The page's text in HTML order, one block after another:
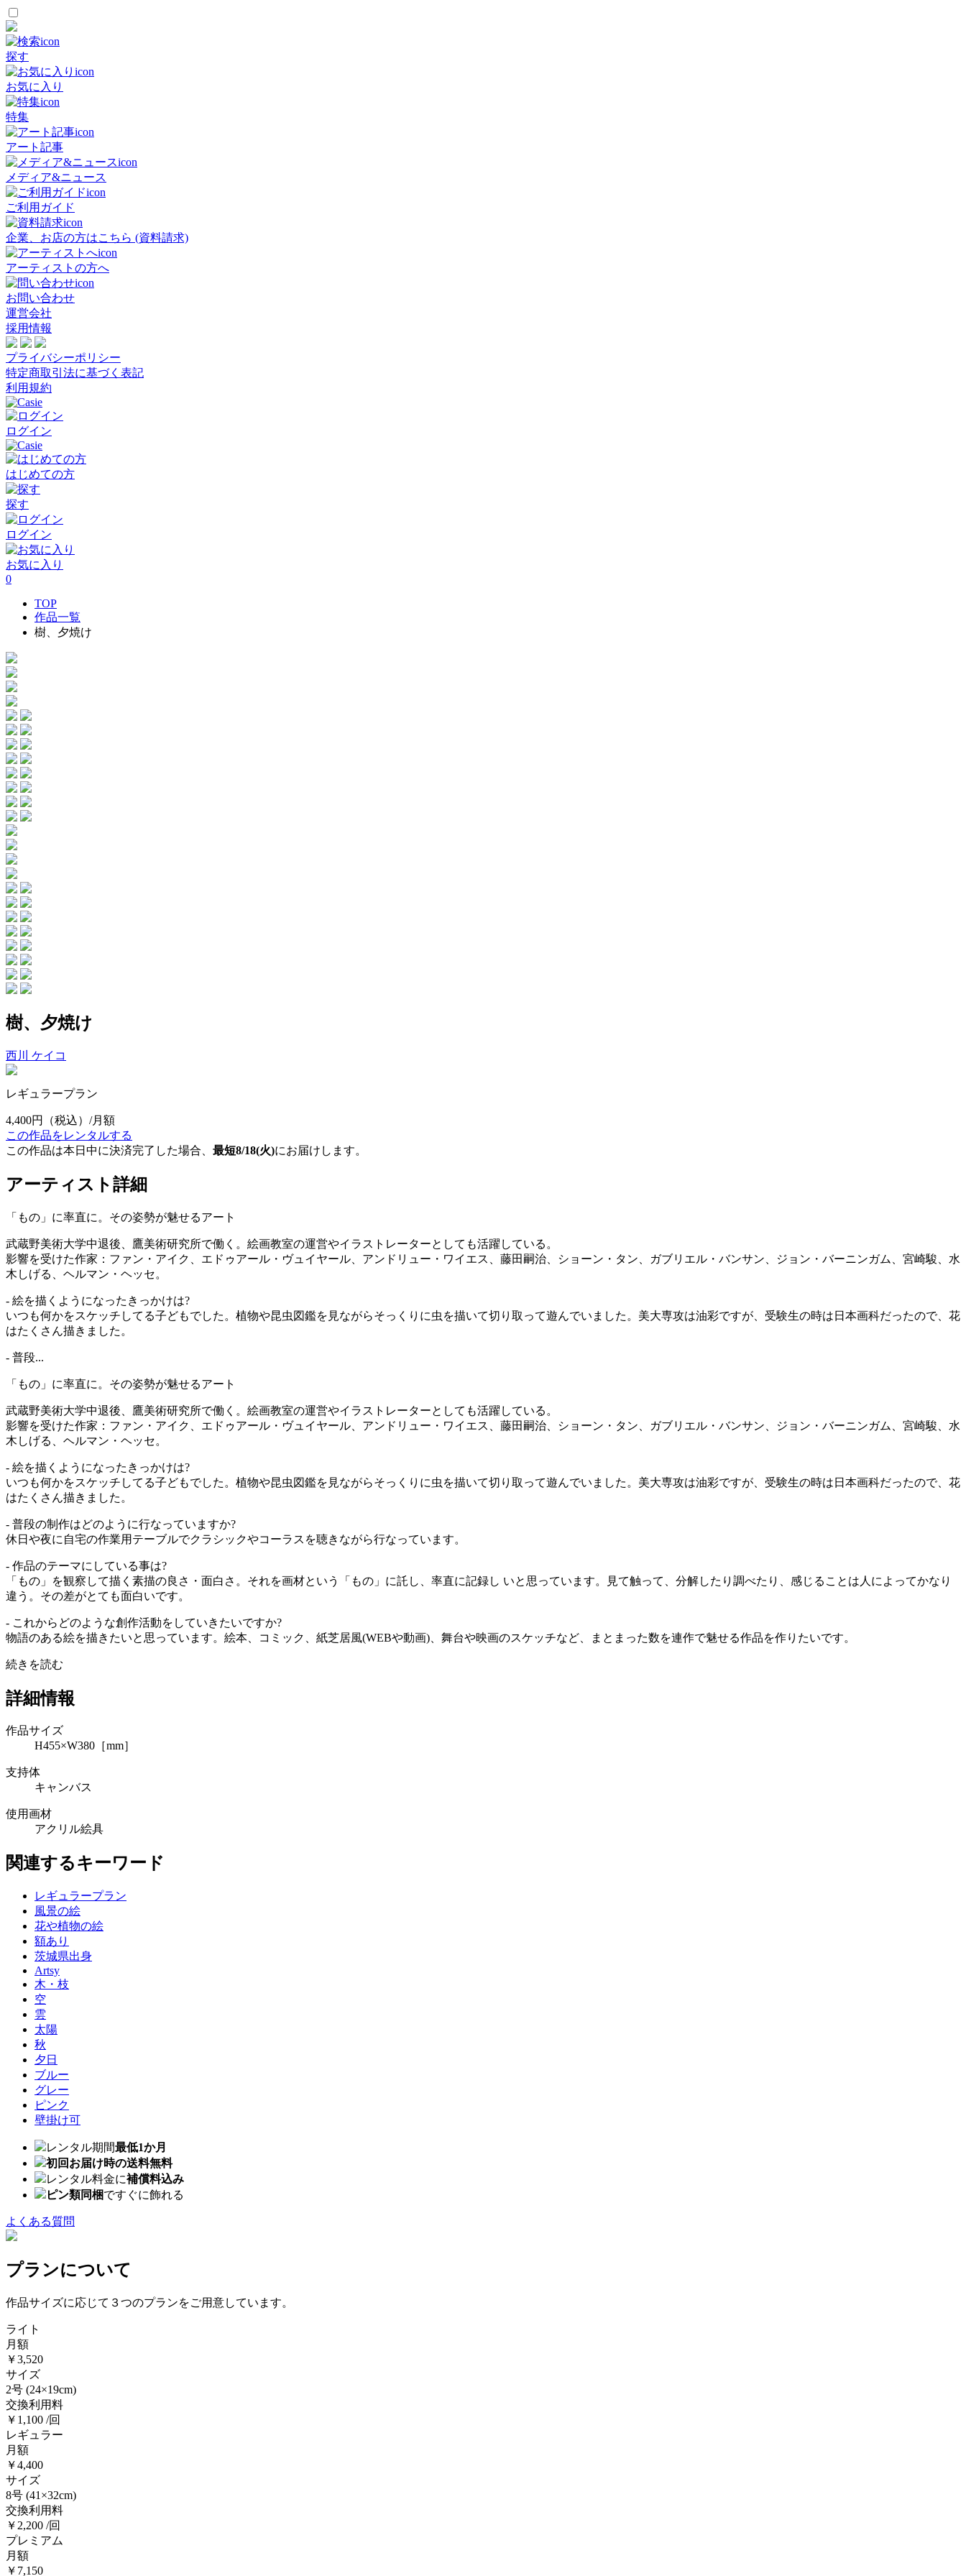
探す
お気に入り
特集
アート記事
メディア&ニュース
ご利用ガイド
企業、お店の方はこちら (資料請求)
アーティストの方へ
お問い合わせ
運営会社
採用情報
プライバシーポリシー
特定商取引法に基づく表記
利用規約
ログイン
はじめての方
探す
ログイン
お気に入り
0
TOP
作品一覧
樹、夕焼け
樹、夕焼け
西川 ケイコ
レギュラープラン
4,400円
（税込）/月額
この作品をレンタルする
この作品は本日中に決済完了した場合、 最短8/18(火)にお届けします。
アーティスト詳細
「もの」に率直に。その姿勢が魅せるアート
武蔵野美術大学中退後、鷹美術研究所で働く。絵画教室の運営やイラストレーターとしても活躍している。
影響を受けた作家：ファン・アイク、エドゥアール・ヴュイヤール、アンドリュー・ワイエス、藤田嗣治、ショーン・タン、ガブリエル・バンサン、ジョン・バーニンガム、宮崎駿、水
木しげる、ヘルマン・ヘッセ。
- 絵を描くようになったきっかけは?
いつも何かをスケッチしてる子どもでした。植物や昆虫図鑑を見ながらそっくりに虫を描いて切り取って遊んでいました。美大専攻は油彩ですが、受験生の時は日本画科だったので、花
はたくさん描きました。
- 普段...
「もの」に率直に。その姿勢が魅せるアート
武蔵野美術大学中退後、鷹美術研究所で働く。絵画教室の運営やイラストレーターとしても活躍している。
影響を受けた作家：ファン・アイク、エドゥアール・ヴュイヤール、アンドリュー・ワイエス、藤田嗣治、ショーン・タン、ガブリエル・バンサン、ジョン・バーニンガム、宮崎駿、水
木しげる、ヘルマン・ヘッセ。
- 絵を描くようになったきっかけは?
いつも何かをスケッチしてる子どもでした。植物や昆虫図鑑を見ながらそっくりに虫を描いて切り取って遊んでいました。美大専攻は油彩ですが、受験生の時は日本画科だったので、花
はたくさん描きました。
- 普段の制作はどのように行なっていますか?
休日や夜に自宅の作業用テーブルでクラシックやコーラスを聴きながら行なっています。
- 作品のテーマにしている事は?
「もの」を観察して描く素描の良さ・面白さ。それを画材という「もの」に託し、率直に記録し いと思っています。見て触って、分解したり調べたり、感じることは人によってかなり
違う。その差がとても面白いです。
- これからどのような創作活動をしていきたいですか?
物語のある絵を描きたいと思っています。絵本、コミック、紙芝居風(WEBや動画)、舞台や映画のスケッチなど、まとまった数を連作で魅せる作品を作りたいです。
続きを読む
詳細情報
作品サイズ
H455×W380［mm］
支持体
キャンバス
使用画材
アクリル絵具
関連するキーワード
レギュラープラン
風景の絵
花や植物の絵
額あり
茨城県出身
Artsy
木・枝
空
雲
太陽
秋
夕日
ブルー
グレー
ピンク
壁掛け可
レンタル期間最低1か月
初回お届け時の送料無料
レンタル料金に補償料込み
ピン類同梱ですぐに飾れる
よくある質問
プランについて
作品サイズに応じて３つのプランをご用意しています。
ライト
月額
￥3,520
サイズ
2号 (24×19cm)
交換利用料
￥1,100 /回
レギュラー
月額
￥4,400
サイズ
8号 (41×32cm)
交換利用料
￥2,200 /回
プレミアム
月額
￥7,150